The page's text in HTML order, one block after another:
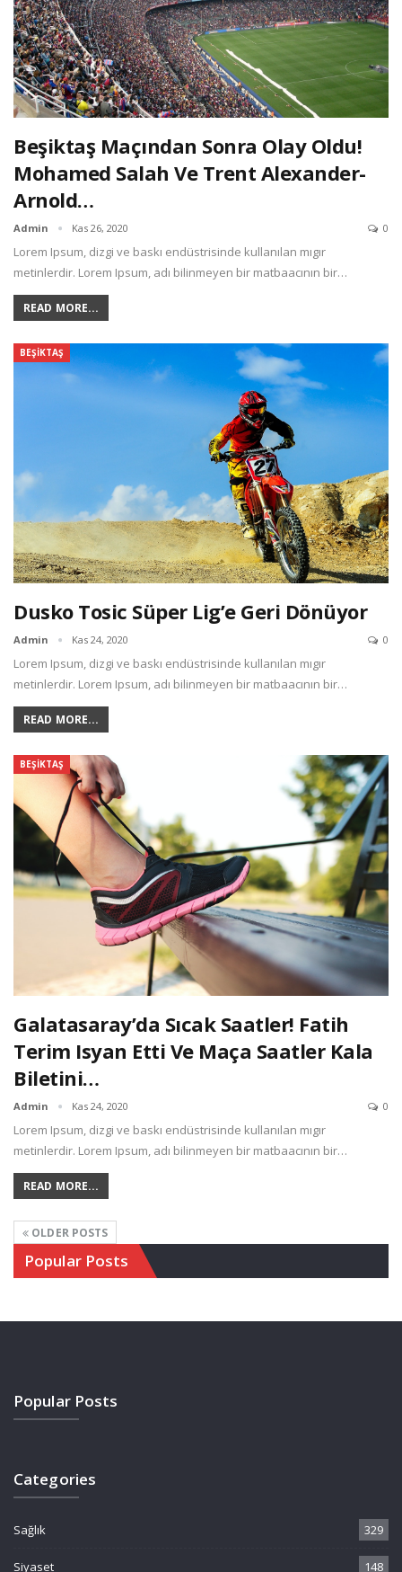
Beşiktaş Maçından Sonra Olay Oldu!
Mohamed Salah Ve Trent Alexander-
Arnold…
Admin Kas 26, 2020 0
Lorem Ipsum, dizgi ve baskı endüstrisinde kullanılan mıgır
metinlerdir. Lorem Ipsum, adı bilinmeyen bir matbaacının bir…
READ MORE...
BEŞIKTAŞ
Dusko Tosic Süper Lig’e Geri Dönüyor
Admin Kas 24, 2020 0
Lorem Ipsum, dizgi ve baskı endüstrisinde kullanılan mıgır
metinlerdir. Lorem Ipsum, adı bilinmeyen bir matbaacının bir…
READ MORE...
BEŞIKTAŞ
Galatasaray’da Sıcak Saatler! Fatih
Terim Isyan Etti Ve Maça Saatler Kala
Biletini…
Admin Kas 24, 2020 0
Lorem Ipsum, dizgi ve baskı endüstrisinde kullanılan mıgır
metinlerdir. Lorem Ipsum, adı bilinmeyen bir matbaacının bir…
READ MORE...
OLDER POSTS
Popular Posts
Popular Posts
Categories
Sağlık 329
Siyaset 148